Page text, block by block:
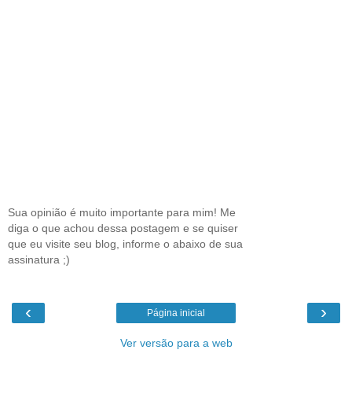
Sua opinião é muito importante para mim! Me
diga o que achou dessa postagem e se quiser
que eu visite seu blog, informe o abaixo de sua
assinatura ;)
‹ ›
Página inicial
Ver versão para a web